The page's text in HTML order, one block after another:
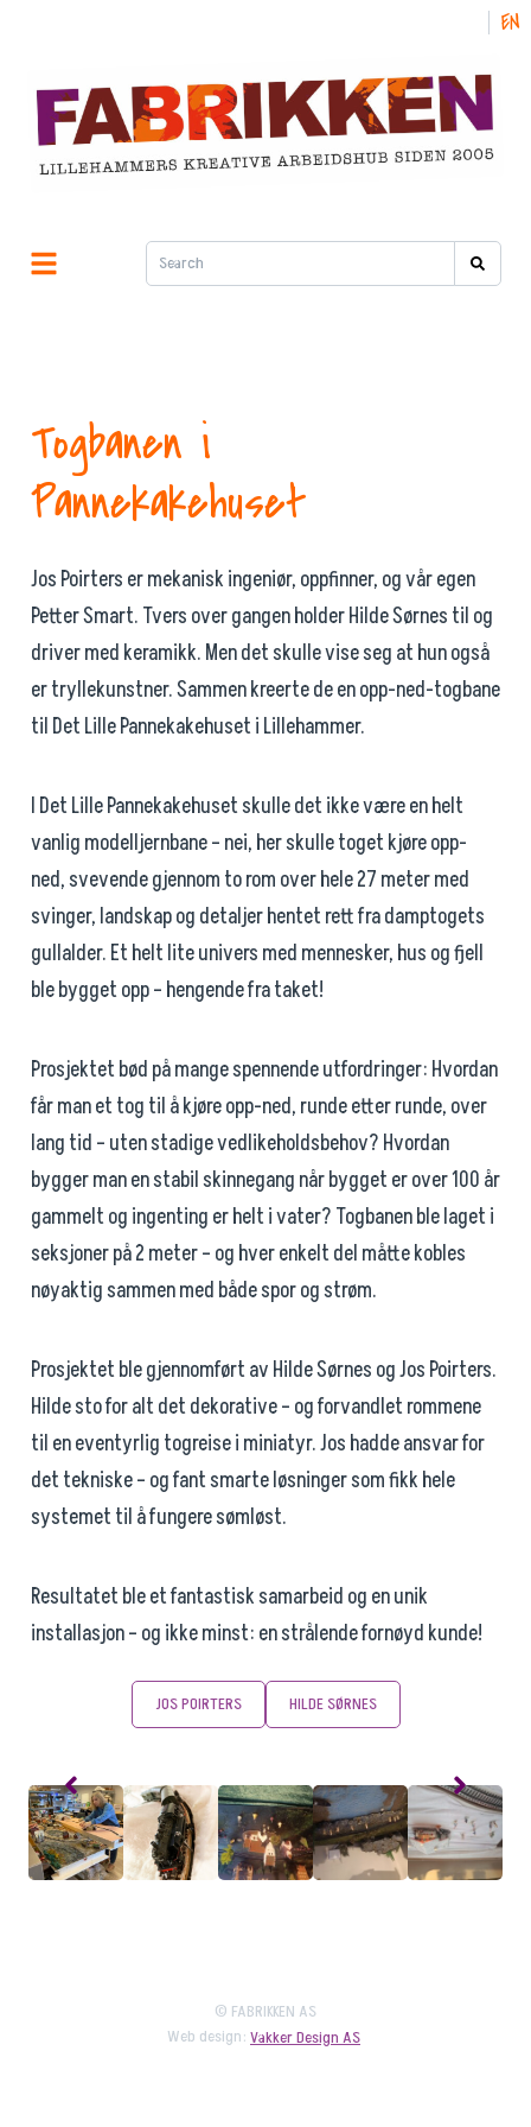
EN
Togbanen i
Pannekakehuset
Jos Poirters er mekanisk ingeniør, oppfinner, og vår egen
Petter Smart. Tvers over gangen holder Hilde Sørnes til og
driver med keramikk. Men det skulle vise seg at hun også
er tryllekunstner. Sammen kreerte de en opp-ned-togbane
til Det Lille Pannekakehuset i Lillehammer.
I Det Lille Pannekakehuset skulle det ikke være en helt
vanlig modelljernbane – nei, her skulle toget kjøre opp-
ned, svevende gjennom to rom over hele 27 meter med
svinger, landskap og detaljer hentet rett fra damptogets
gullalder. Et helt lite univers med mennesker, hus og fjell
ble bygget opp – hengende fra taket!
Prosjektet bød på mange spennende utfordringer: Hvordan
får man et tog til å kjøre opp-ned, runde etter runde, over
lang tid – uten stadige vedlikeholdsbehov? Hvordan
bygger man en stabil skinnegang når bygget er over 100 år
gammelt og ingenting er helt i vater? Togbanen ble laget i
seksjoner på 2 meter – og hver enkelt del måtte kobles
nøyaktig sammen med både spor og strøm.
Prosjektet ble gjennomført av Hilde Sørnes og Jos Poirters.
Hilde sto for alt det dekorative – og forvandlet rommene
til en eventyrlig togreise i miniatyr. Jos hadde ansvar for
det tekniske – og fant smarte løsninger som fikk hele
systemet til å fungere sømløst.
Resultatet ble et fantastisk samarbeid og en unik
installasjon – og ikke minst: en strålende fornøyd kunde!
JOS POIRTERS HILDE SØRNES
© FABRIKKEN AS
Web design: Vakker Design AS